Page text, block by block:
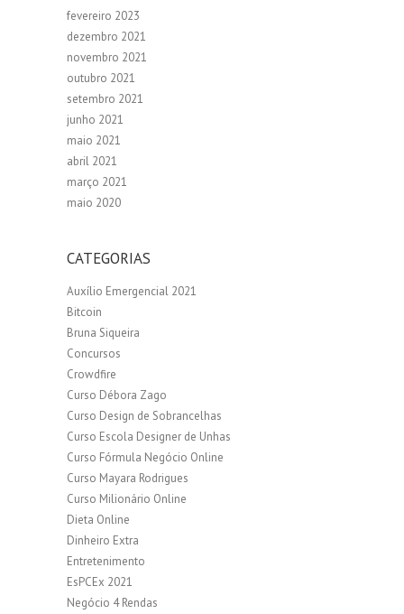
fevereiro 2023
dezembro 2021
novembro 2021
outubro 2021
setembro 2021
junho 2021
maio 2021
abril 2021
março 2021
maio 2020
CATEGORIAS
Auxílio Emergencial 2021
Bitcoin
Bruna Siqueira
Concursos
Crowdfire
Curso Débora Zago
Curso Design de Sobrancelhas
Curso Escola Designer de Unhas
Curso Fórmula Negócio Online
Curso Mayara Rodrigues
Curso Milionário Online
Dieta Online
Dinheiro Extra
Entretenimento
EsPCEx 2021
Negócio 4 Rendas